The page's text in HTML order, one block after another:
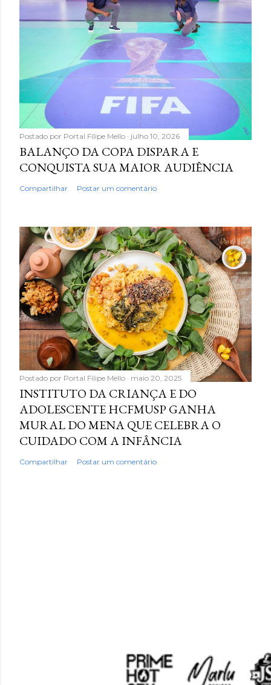
Postado por Portal Filipe Mello julho 10, 2026
BALANÇO DA COPA DISPARA E
CONQUISTA SUA MAIOR AUDIÊNCIA
Compartilhar Postar um comentário
Postado por Portal Filipe Mello maio 20, 2025
INSTITUTO DA CRIANÇA E DO
ADOLESCENTE HCFMUSP GANHA
MURAL DO MENA QUE CELEBRA O
CUIDADO COM A INFÂNCIA
Compartilhar Postar um comentário